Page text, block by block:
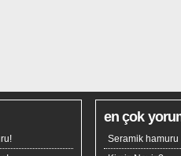
en çok
Seramik hamuru